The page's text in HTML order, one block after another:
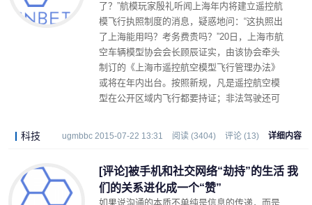
了？”航模玩家殷礼听闻上海年内将建立遥控航
模飞行执照制度的消息，疑惑地问：“这执照出
了上海能用吗？考务费贵吗？”20日，上海市航
空车辆模型协会会长顾辰证实，由该协会牵头
制订的《上海市遥控航空模型飞行管理办法》
或将在年内出台。按照新规，凡是遥控航空模
型在公开区域内飞行都要持证；非法驾驶还可
科技 ugmbbc 2015-07-22 13:31 阅读 (3404) 评论 (13) 详细内容
[评论]被手机和社交网络“劫持”的生活 我
们的关系进化成一个“赞”
如果说沟通的本质不单纯是信息的传递，而是